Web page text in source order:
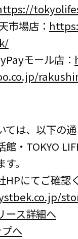
市場店：
モール店：
は、以下の通
館・TOKYO
。
にてご確認
ース詳細へ
へ